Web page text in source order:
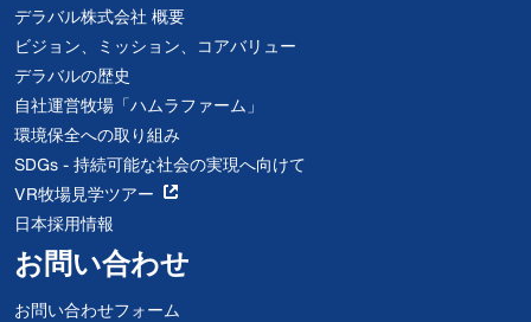
デラバル株式会社 概要
ビジョン、ミッション、コアバリュー
デラバルの歴史
自社運営牧場「ハムラファーム」
環境保全への取り組み
SDGs - 持続可能な社会の実現へ向けて
VR牧場見学ツアー
日本採用情報
お問い合わせ
お問い合わせフォーム